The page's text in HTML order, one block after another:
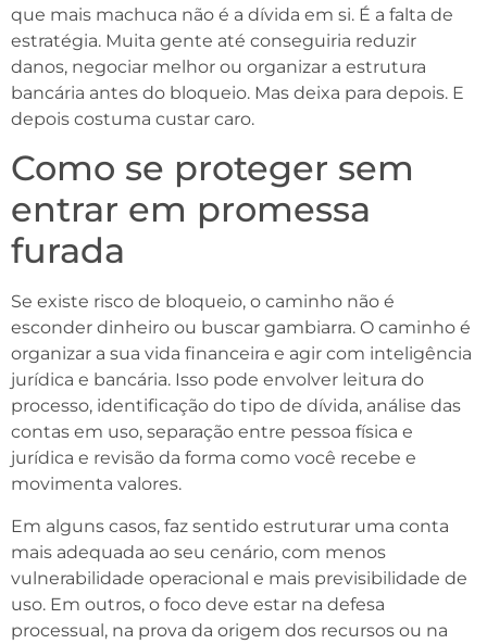
que mais machuca não é a dívida em si. É a falta de
estratégia. Muita gente até conseguiria reduzir
danos, negociar melhor ou organizar a estrutura
bancária antes do bloqueio. Mas deixa para depois. E
depois costuma custar caro.
Como se proteger sem
entrar em promessa
furada
Se existe risco de bloqueio, o caminho não é
esconder dinheiro ou buscar gambiarra. O caminho é
organizar a sua vida financeira e agir com inteligência
jurídica e bancária. Isso pode envolver leitura do
processo, identificação do tipo de dívida, análise das
contas em uso, separação entre pessoa física e
jurídica e revisão da forma como você recebe e
movimenta valores.
Em alguns casos, faz sentido estruturar uma conta
mais adequada ao seu cenário, com menos
vulnerabilidade operacional e mais previsibilidade de
uso. Em outros, o foco deve estar na defesa
processual, na prova da origem dos recursos ou na